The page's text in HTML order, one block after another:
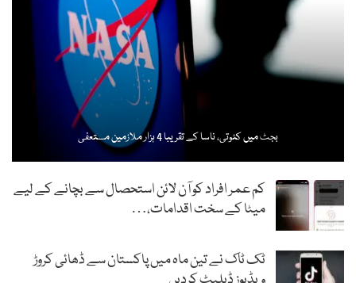
بجٹ میں کٹوتی، ناسا کے تقریبا 4 ہزار ملازمین مستعفی
کم عمر افراد کو آن لائن استحصال سے بچانے کے لیے
میٹا کے سخت اقدامات،…
ٹک ٹاک نے تین ماہ میں پاکستان سے ڈھائی کروڑ